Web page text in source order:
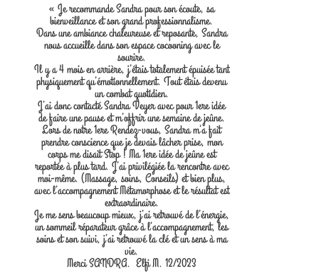
« Je recommande Sandra pour son écoute, sa
bienveillance et son grand professionnalisme.
Dans une ambiance chaleureuse et reposante, Sandra
nous accueille dans son espace cocooning avec le
sourire.
Il y a 4 mois en arrière, j’étais totalement épuisée tant
physiquement qu’émotionnellement. Tout étais devenu
un combat quotidien.
J’ai donc contacté Sandra Veyer avec pour 1ere idée
de faire une pause et m’offrir une semaine de jeûne.
Lors de notre 1ere Rendez-vous, Sandra m’a fait
prendre conscience que je devais lâcher prise, mon
corps me disait Stop ! Ma 1ere idée de jeûne est
reportée à plus tard. J’ai privilégiée la rencontre avec
moi-même. (Massage, soins, Conseils) et bien plus,
avec l’accompagnement Métamorphose et le résultat est
extraordinaire.
Je me sens beaucoup mieux, j’ai retrouvé de l’énergie,
un sommeil réparateur grâce à l’accompagnement, les
soins et son suivi, j’ai retrouvé la clé et un sens à ma
vie.
Merci SANDRA. Elfi M. 12/2023